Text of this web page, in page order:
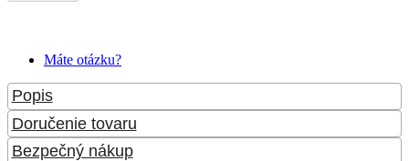
Máte otázku?
Popis
Doručenie tovaru
Bezpečný nákup